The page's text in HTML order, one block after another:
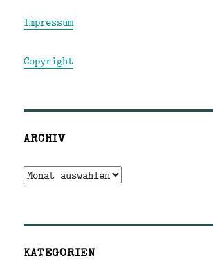
Impressum
Copyright
ARCHIV
Archiv
KATEGORIEN